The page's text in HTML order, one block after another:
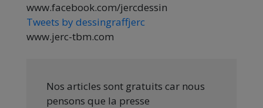
www.facebook.com/jercdessin
Tweets by dessingraffjerc
www.jerc-tbm.com
Nos articles sont gratuits car nous
pensons que la presse